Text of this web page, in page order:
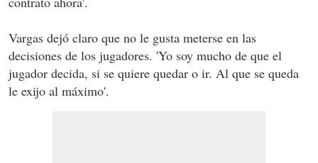
Vargas dejó claro que no le gusta meterse en las
decisiones de los jugadores. 'Yo soy mucho de que el
jugador decida, si se quiere quedar o ir. Al que se queda
le exijo al máximo'.